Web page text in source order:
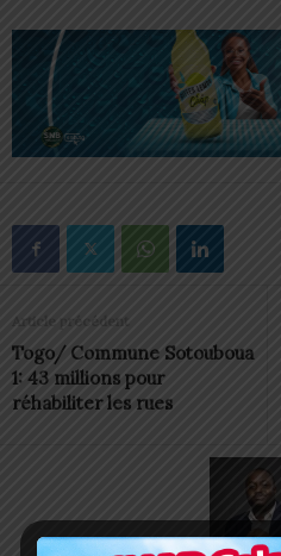
Article précédent
Togo/ Commune Sotouboua
1: 43 millions pour
réhabiliter les rues